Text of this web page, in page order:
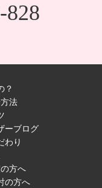
828
？
法
ーブログ
わり
方へ
の方へ